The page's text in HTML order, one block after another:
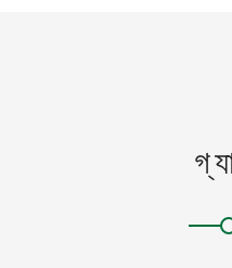
২০২৪ সালের ডিগ্রি(পাস) ১ম বর্ষের